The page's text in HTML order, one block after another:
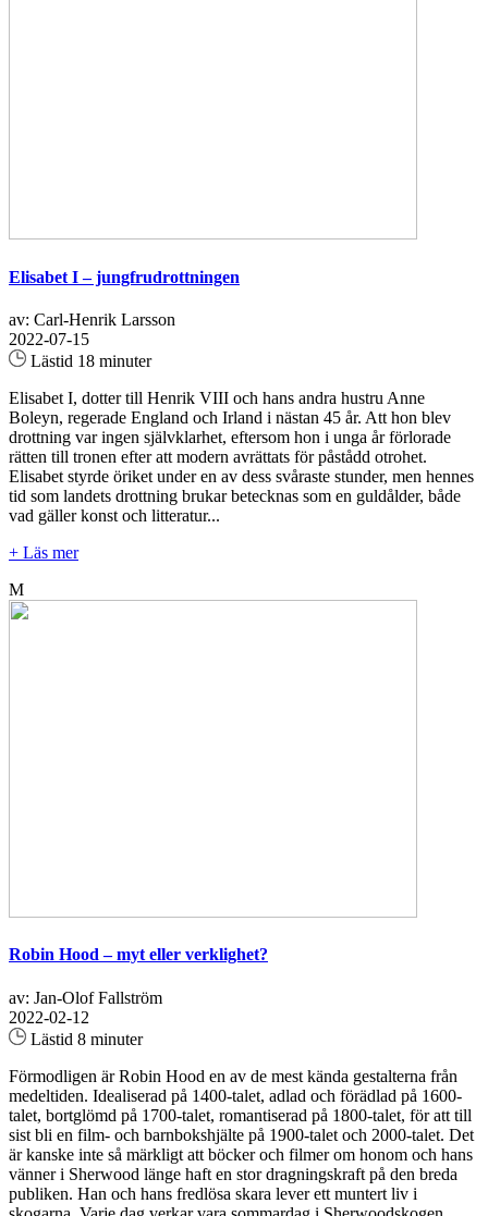
Elisabet I – jungfrudrottningen
av: Carl-Henrik Larsson
2022-07-15
Lästid 18 minuter
Elisabet I, dotter till Henrik VIII och hans andra hustru Anne
Boleyn, regerade England och Irland i nästan 45 år. Att hon blev
drottning var ingen självklarhet, eftersom hon i unga år förlorade
rätten till tronen efter att modern avrättats för påstådd otrohet.
Elisabet styrde öriket under en av dess svåraste stunder, men hennes
tid som landets drottning brukar betecknas som en guldålder, både
vad gäller konst och litteratur...
+ Läs mer
M
Robin Hood – myt eller verklighet?
av: Jan-Olof Fallström
2022-02-12
Lästid 8 minuter
Förmodligen är Robin Hood en av de mest kända gestalterna från
medeltiden. Idealiserad på 1400-talet, adlad och förädlad på 1600-
talet, bortglömd på 1700-talet, romantiserad på 1800-talet, för att till
sist bli en film- och barnbokshjälte på 1900-talet och 2000-talet. Det
är kanske inte så märkligt att böcker och filmer om honom och hans
vänner i Sherwood länge haft en stor dragningskraft på den breda
publiken. Han och hans fredlösa skara lever ett muntert liv i